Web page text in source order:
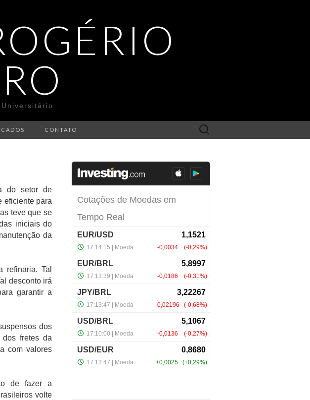
CONTATO
Search
for:
do setor de
eficiente para
teve que se
iniciais do
da
Tal
desconto irá
garantir a
dos
fretes da
com valores
de fazer a
volte